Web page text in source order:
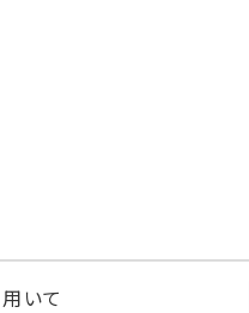
いて